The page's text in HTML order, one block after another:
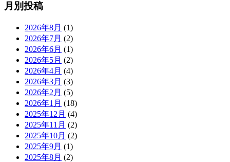
月別投稿
2026年8月 (1)
2026年7月 (2)
2026年6月 (1)
2026年5月 (2)
2026年4月 (4)
2026年3月 (3)
2026年2月 (5)
2026年1月 (18)
2025年12月 (4)
2025年11月 (2)
2025年10月 (2)
2025年9月 (1)
2025年8月 (2)